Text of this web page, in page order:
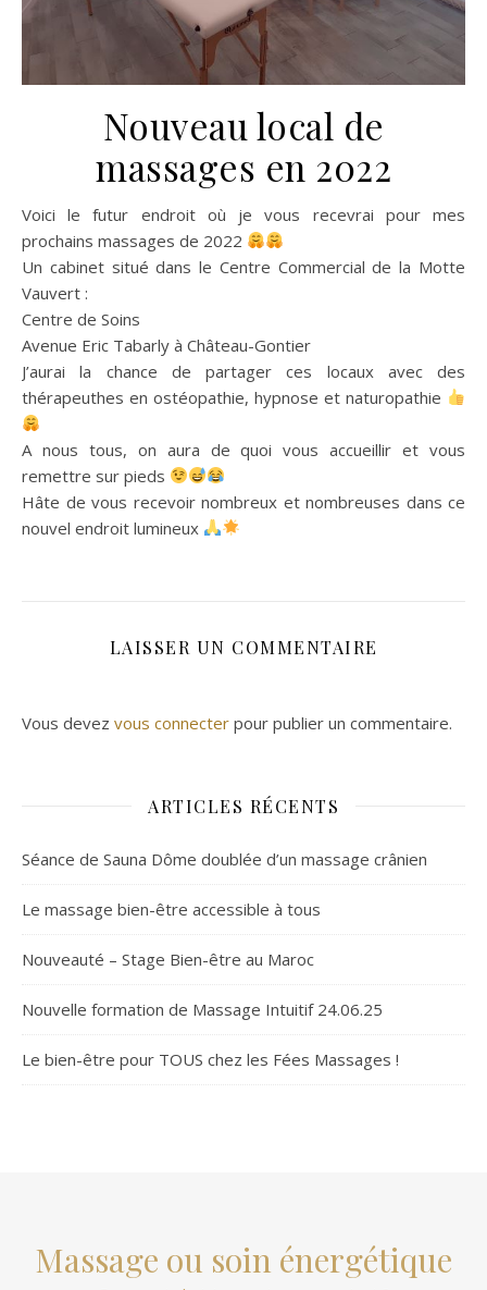
Nouveau local de
massages en 2022
Voici le futur endroit où je vous recevrai pour mes
prochains massages de 2022
Un cabinet situé dans le Centre Commercial de la Motte
Vauvert :
Centre de Soins
Avenue Eric Tabarly à Château-Gontier
J’aurai la chance de partager ces locaux avec des
thérapeuthes en ostéopathie, hypnose et naturopathie
A nous tous, on aura de quoi vous accueillir et vous
remettre sur pieds
Hâte de vous recevoir nombreux et nombreuses dans ce
nouvel endroit lumineux
LAISSER UN COMMENTAIRE
Vous devez vous connecter pour publier un commentaire.
ARTICLES RÉCENTS
Séance de Sauna Dôme doublée d’un massage crânien
Le massage bien-être accessible à tous
Nouveauté – Stage Bien-être au Maroc
Nouvelle formation de Massage Intuitif 24.06.25
Le bien-être pour TOUS chez les Fées Massages !
Massage ou soin énergétique